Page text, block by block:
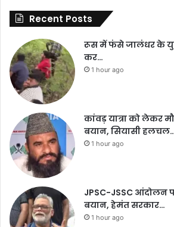
Recent Posts
रूस में फंसे जालंधर के
कर…
1 hour ago
कांवड़ यात्रा को लेकर
बयान, सियासी
1 hour ago
JPSC-JSSC आंदोलन
बयान, हेमंत सरकार…
1 hour ago